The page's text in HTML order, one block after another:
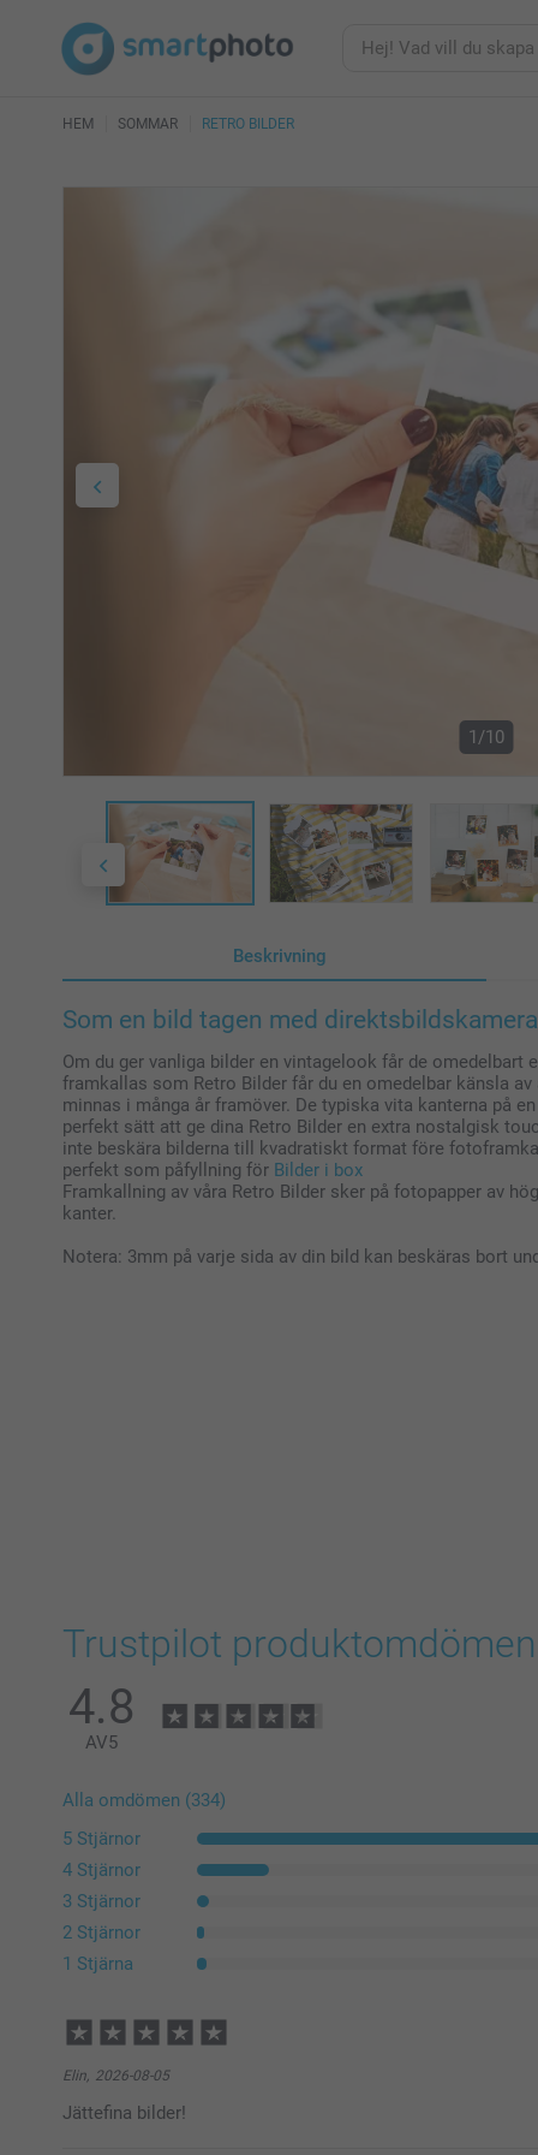
HEM SOMMAR RETRO BILDER
1/10
Beskrivning
Som en bild tagen med direktsbildskamera
Om du ger vanliga bilder en vintagelook får de omedelbart
framkallas som Retro Bilder får du en omedelbar känsla
minnas i många år framöver. De typiska vita kanterna på
perfekt sätt att ge dina Retro Bilder en extra nostalgisk
inte beskära bilderna till kvadratiskt format före
perfekt som påfyllning för Bilder i box
Framkallning av våra Retro Bilder sker på fotopapper av
kanter.
Notera: 3mm på varje sida av din bild kan beskäras bort
Trustpilot produktomdömen
4.8
AV5
Alla omdömen (334)
5 Stjärnor
4 Stjärnor
3 Stjärnor
2 Stjärnor
1 Stjärna
Elin, 2026-08-05
Jättefina bilder!